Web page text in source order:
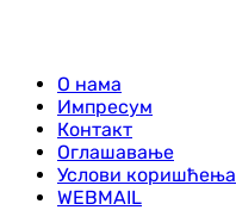
О нама
Импресум
Контакт
Оглашавање
Услови коришћења
WEBMAIL